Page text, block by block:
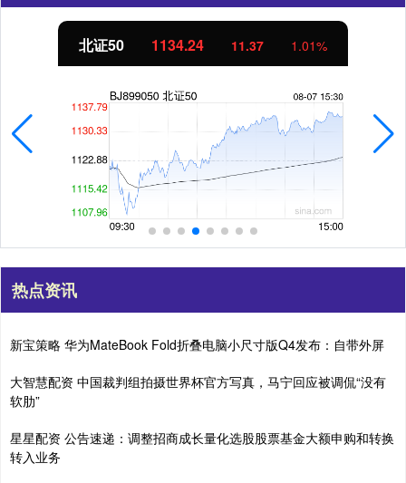
北证50 1134.24 11.37 1.01%
热点资讯
新宝策略 华为MateBook Fold折叠电脑小尺寸版Q4发布：自带外屏
大智慧配资 中国裁判组拍摄世界杯官方写真，马宁回应被调侃“没有
软肋”
星星配资 公告速递：调整招商成长量化选股股票基金大额申购和转换
转入业务